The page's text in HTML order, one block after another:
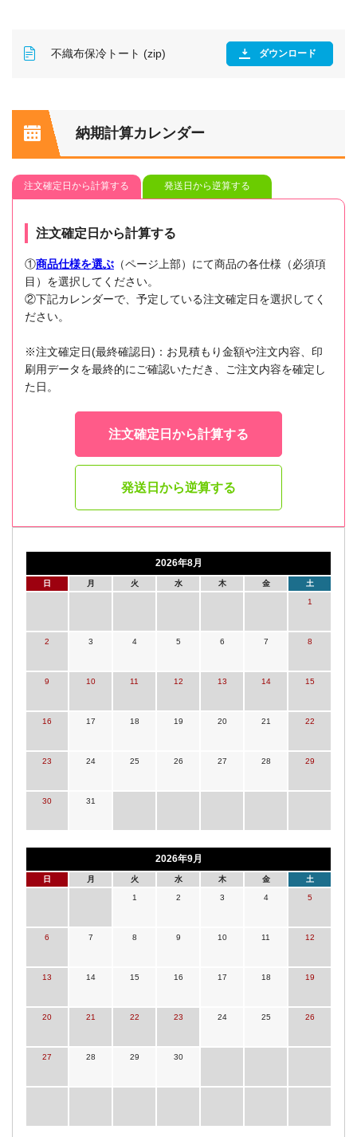
不織布保冷トート (zip) ダウンロード
納期計算カレンダー
注文確定日から計算する 発送日から逆算する
注文確定日から計算する
①商品仕様を選ぶ （ページ上部）にて商品の各仕様（必須項
目）を選択してください。
②下記カレンダーで、予定している注文確定日を選択してく
ださい。
※注文確定日(最終確認日)：お見積もり金額や注文内容、印
刷用データを最終的にご確認いただき、ご注文内容を確定し
た日。
注文確定日から計算する
発送日から逆算する
2026年8月
日 月 火 水 木 金 土
1
2 3 4 5 6 7 8
9 10 11 12 13 14 15
16 17 18 19 20 21 22
23 24 25 26 27 28 29
30 31
2026年9月
日 月 火 水 木 金 土
1 2 3 4 5
6 7 8 9 10 11 12
13 14 15 16 17 18 19
20 21 22 23 24 25 26
27 28 29 30